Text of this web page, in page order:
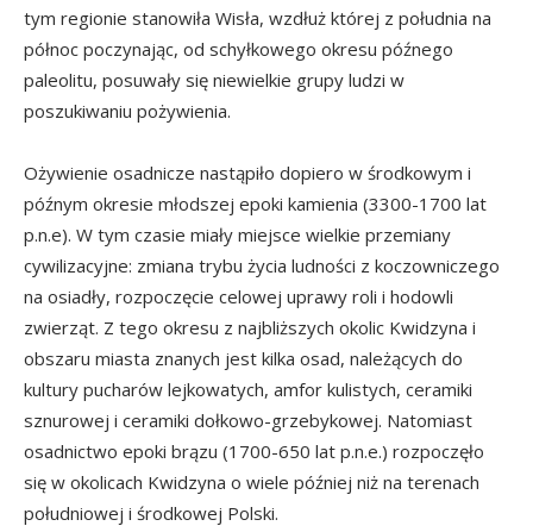
tym regionie stanowiła Wisła, wzdłuż której z południa na
północ poczynając, od schyłkowego okresu późnego
paleolitu, posuwały się niewielkie grupy ludzi w
poszukiwaniu pożywienia.
Ożywienie osadnicze nastąpiło dopiero w środkowym i
późnym okresie młodszej epoki kamienia (3300-1700 lat
p.n.e). W tym czasie miały miejsce wielkie przemiany
cywilizacyjne: zmiana trybu życia ludności z koczowniczego
na osiadły, rozpoczęcie celowej uprawy roli i hodowli
zwierząt. Z tego okresu z najbliższych okolic Kwidzyna i
obszaru miasta znanych jest kilka osad, należących do
kultury pucharów lejkowatych, amfor kulistych, ceramiki
sznurowej i ceramiki dołkowo-grzebykowej. Natomiast
osadnictwo epoki brązu (1700-650 lat p.n.e.) rozpoczęło
się w okolicach Kwidzyna o wiele później niż na terenach
południowej i środkowej Polski.